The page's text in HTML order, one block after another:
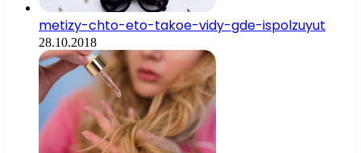
metizy-chto-eto-takoe-vidy-gde-ispolzuyut
28.10.2018